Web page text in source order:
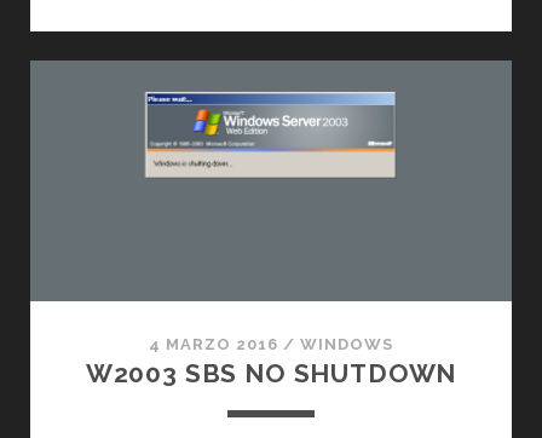
FOR
MULTIVENDOR
4 MARZO 2016 /WINDOWS
W2003 SBS NO SHUTDOWN